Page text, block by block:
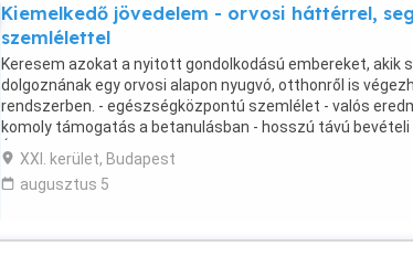
Kiemelkedő jövedelem - orvosi háttérrel,
szemlélettel
Keresem azokat a nyitott gondolkodású embereket, akik
dolgoznának egy orvosi alapon nyugvó, otthonről is
rendszerben. - egészségközpontú szemlélet - valós
komoly támogatás a betanulásban - hosszú távú bevételi
Érdekel? Irj pár sort magadról, adj telefonszámot, ...
XXI. kerület, Budapest
augusztus 5